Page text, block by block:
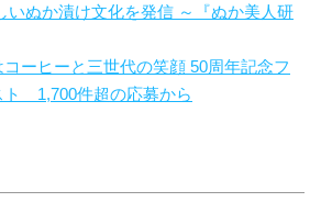
いぬか漬け文化を発信 ～『ぬか美人研
ーヒーと三世代の笑顔 50周年記念フ
ト 1,700件超の応募から